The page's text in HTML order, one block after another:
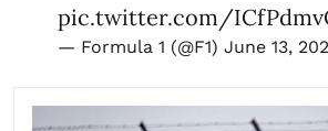
pic.twitter.com/
— Formula 1 (@F1) June 13,